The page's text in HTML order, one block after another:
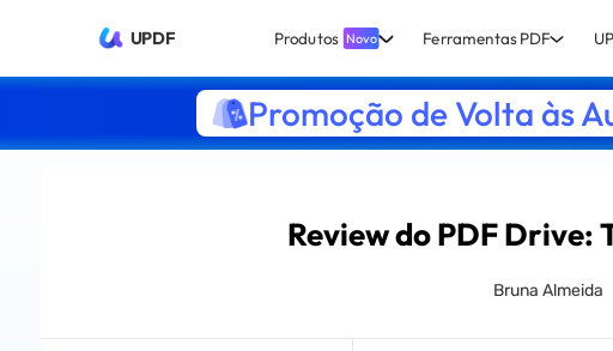
UPDF Produtos Novo Ferramentas PDF
Promoção de Volta às
Review do PDF Drive:
Bruna Almeida